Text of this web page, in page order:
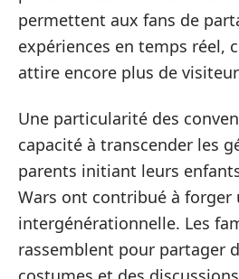
permettent aux fans de
expériences en temps réel,
attire encore plus de
Une particularité des
capacité à transcender les
parents initiant leurs
Wars ont contribué à forger
intergénérationnelle. Les
rassemblent pour partager